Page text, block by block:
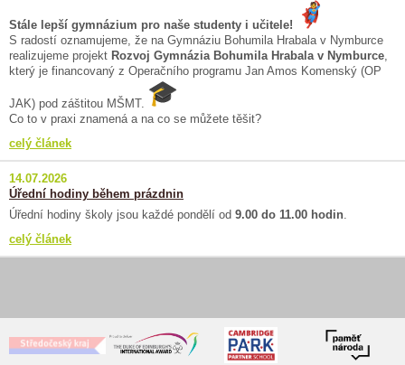
Stále lepší gymnázium pro naše studenty i učitele!
S radostí oznamujeme, že na Gymnáziu Bohumila Hrabala v Nymburce
realizujeme projekt Rozvoj Gymnázia Bohumila Hrabala v Nymburce
který je financovaný z Operačního programu Jan Amos Komenský (OP
JAK) pod záštitou MŠMT.
Co to v praxi znamená a na co se můžete těšit?
celý článek
14.07.2026
Úřední hodiny během prázdnin
Úřední hodiny školy jsou každé pondělí od 9.00 do 11.00 hodin
celý článek